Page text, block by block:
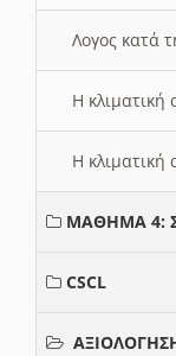
Λογος κατά
Η κλιματική
Η κλιματική
ΜΑΘΗΜΑ 4:
CSCL